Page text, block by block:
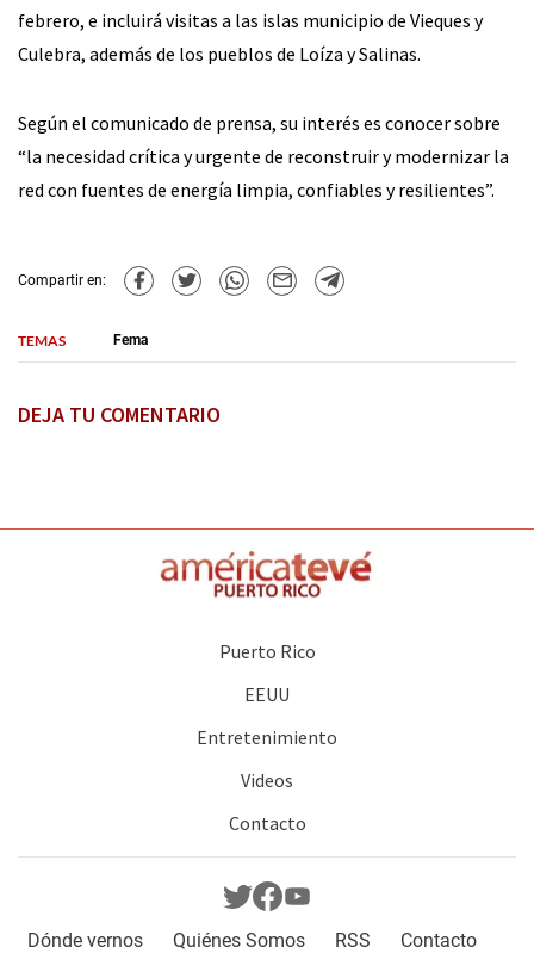
febrero, e incluirá visitas a las islas municipio de Vieques y
Culebra, además de los pueblos de Loíza y Salinas.
Según el comunicado de prensa, su interés es conocer sobre
“la necesidad crítica y urgente de reconstruir y modernizar la
red con fuentes de energía limpia, confiables y resilientes”.
Compartir en:
TEMAS Fema
DEJA TU COMENTARIO
Puerto Rico
EEUU
Entretenimiento
Videos
Contacto
Dónde vernos Quiénes Somos RSS Contacto